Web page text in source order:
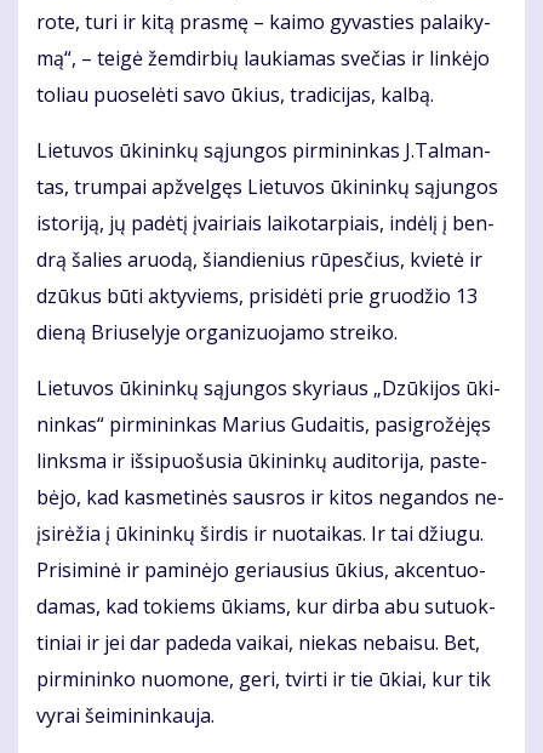
ro­te, tu­ri ir ki­tą pras­mę – kai­mo gy­vas­ties pa­lai­ky­
mą“, – tei­gė žem­dir­bių lau­kia­mas sve­čias ir lin­kė­jo
to­liau puo­se­lė­ti sa­vo ūkius, tra­di­ci­jas, kal­bą.
Lie­tu­vos ūki­nin­kų są­jun­gos pir­mi­nin­kas J.Tal­man­
tas, trum­pai ap­žvel­gęs Lie­tu­vos ūki­nin­kų są­jun­gos
is­to­ri­ją, jų pa­dė­tį įvai­riais lai­ko­tar­piais, in­dė­lį į ben­
drą ša­lies aruo­dą, šian­die­nius rū­pes­čius, kvie­tė ir
dzū­kus bū­ti ak­ty­viems, pri­si­dė­ti prie gruo­džio 13
die­ną Briu­se­ly­je or­ga­ni­zuo­ja­mo strei­ko.
Lie­tu­vos ūki­nin­kų są­jun­gos sky­riaus „Dzū­ki­jos ūki­
nin­kas“ pir­mi­nin­kas Ma­rius Gu­dai­tis, pa­sig­ro­žė­jęs
links­ma ir iš­si­puo­šu­sia ūki­nin­kų au­di­to­ri­ja, pa­ste­
bė­jo, kad kas­me­ti­nės saus­ros ir ki­tos ne­gan­dos ne­
įsi­rė­žia į ūki­nin­kų šir­dis ir nuo­tai­kas. Ir tai džiu­gu.
Pri­si­mi­nė ir pa­mi­nė­jo ge­riau­sius ūkius, ak­cen­tuo­
da­mas, kad to­kiems ūkiams, kur dir­ba abu su­tuok­
ti­niai ir jei dar pa­de­da vai­kai, nie­kas ne­bai­su. Bet,
pir­mi­nin­ko nuo­mo­ne, ge­ri, tvir­ti ir tie ūkiai, kur tik
vy­rai šei­mi­nin­kau­ja.